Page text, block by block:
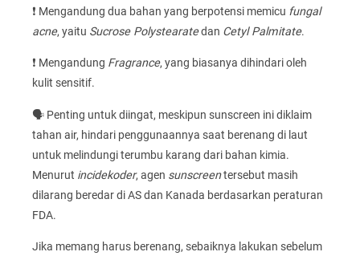
❗ Mengandung dua bahan yang berpotensi memicu fungal
acne, yaitu Sucrose Polystearatedan Cetyl Palmitate.
❗ Mengandung Fragrance, yang biasanya dihindari oleh
kulit sensitif.
🗣️ Penting untuk diingat, meskipun sunscreen ini diklaim
tahan air, hindari penggunaannya saat berenang di laut
untuk melindungi terumbu karang dari bahan kimia.
Menurut incidekoder, agen sunscreentersebut masih
dilarang beredar di AS dan Kanada berdasarkan peraturan
FDA.
Jika memang harus berenang, sebaiknya lakukan sebelum